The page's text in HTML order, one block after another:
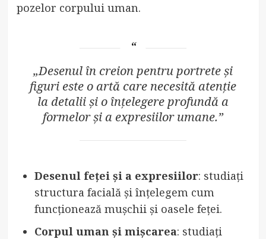
pozelor corpului uman.
„Desenul în creion pentru portrete și
figuri este o artă care necesită atenție
la detalii și o înțelegere profundă a
formelor și a expresiilor umane.”
Desenul feței și a expresiilor: studiați
structura facială și înțelegem cum
funcționează mușchii și oasele feței.
Corpul uman și mișcarea: studiați